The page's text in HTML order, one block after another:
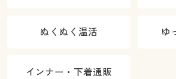
ぬくぬく温活 ゆ
インナー・下着通販